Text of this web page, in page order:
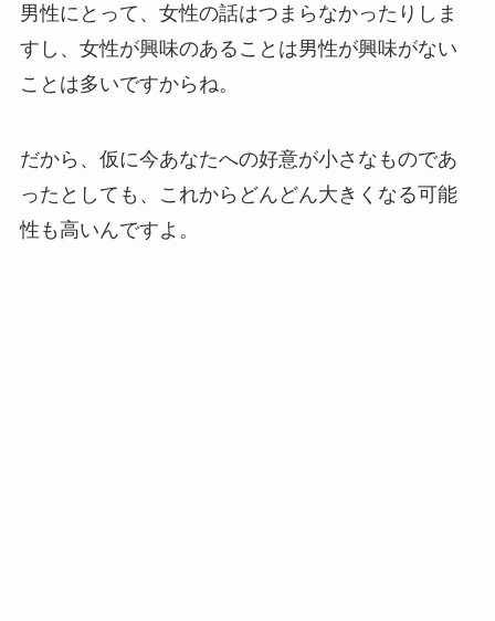
男性にとって、女性の話はつまらなかったりしま
すし、女性が興味のあることは男性が興味がない
ことは多いですからね。
だから、仮に今あなたへの好意が小さなものであ
ったとしても、これからどんどん大きくなる可能
性も高いんですよ。